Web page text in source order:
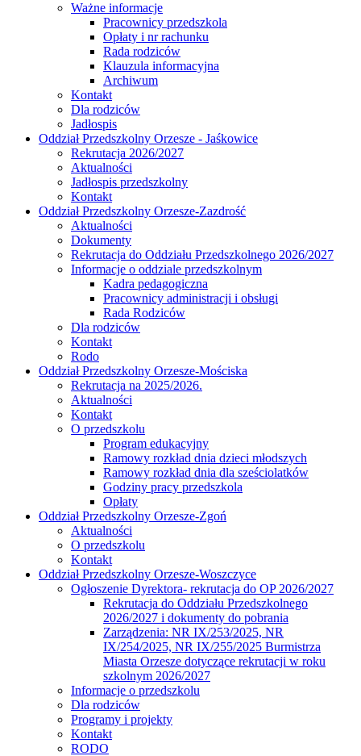
Ważne informacje
Pracownicy przedszkola
Opłaty i nr rachunku
Rada rodziców
Klauzula informacyjna
Archiwum
Kontakt
Dla rodziców
Jadłospis
Oddział Przedszkolny Orzesze - Jaśkowice
Rekrutacja 2026/2027
Aktualności
Jadłospis przedszkolny
Kontakt
Oddział Przedszkolny Orzesze-Zazdrość
Aktualności
Dokumenty
Rekrutacja do Oddziału Przedszkolnego 2026/2027
Informacje o oddziale przedszkolnym
Kadra pedagogiczna
Pracownicy administracji i obsługi
Rada Rodziców
Dla rodziców
Kontakt
Rodo
Oddział Przedszkolny Orzesze-Mościska
Rekrutacja na 2025/2026.
Aktualności
Kontakt
O przedszkolu
Program edukacyjny
Ramowy rozkład dnia dzieci młodszych
Ramowy rozkład dnia dla sześciolatków
Godziny pracy przedszkola
Opłaty
Oddział Przedszkolny Orzesze-Zgoń
Aktualności
O przedszkolu
Kontakt
Oddział Przedszkolny Orzesze-Woszczyce
Ogłoszenie Dyrektora- rekrutacja do OP 2026/2027
Rekrutacja do Oddziału Przedszkolnego
2026/2027 i dokumenty do pobrania
Zarządzenia: NR IX/253/2025, NR
IX/254/2025, NR IX/255/2025 Burmistrza
Miasta Orzesze dotyczące rekrutacji w roku
szkolnym 2026/2027
Informacje o przedszkolu
Dla rodziców
Programy i projekty
Kontakt
RODO